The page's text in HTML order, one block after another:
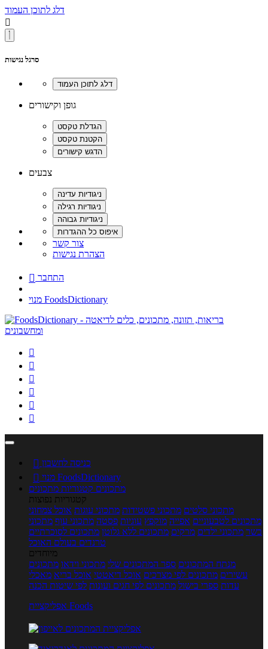
דלג לתוכן העמוד

סרגל נגישות
גופן וקישורים
צבעים
צור קשר
הצהרת נגישות
 התחבר
מנוי FoodsDictionary






 כניסה לחשבון

מנוי FoodsDictionary
מתכונים קטגוריות מתכונים
קטגוריות נפוצות
מתכוני סלטים מתכוני פשטידות מתכוני עוגות אוכל צמחוני
מתכונים לטבעוניים אפייה מוקפץ עוגיות פסטה מתכוני עוף מתכוני
בשר מתכוני ילדים מרקים מתכונים ללא גלוטן מתכונים לסוכרתיים
טרנדים בעולם האוכל
מיוחדים
מנתח המתכונים ספר המתכונים שלי מתכוני וידאו מתכונים
עשירים מתכונים לפי מצרכים אוכל דיאטטי אוכל בריא מאכלי
עדות ספרי בישול מתכונים לפי חגים ועונות לפי שיטות הכנה
אפליקציית Foods